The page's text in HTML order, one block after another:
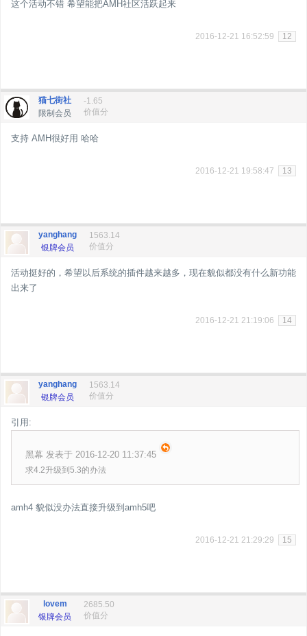
这个活动不错 希望能把AMH社区活跃起来
2016-12-21 16:52:59 12
猫七街社
限制会员
-1.65
价值分
支持 AMH很好用 哈哈
2016-12-21 19:58:47 13
yanghang
银牌会员
1563.14
价值分
活动挺好的，希望以后系统的插件越来越多，现在貌似都没有什么新功能
出来了
2016-12-21 21:19:06 14
yanghang
银牌会员
1563.14
价值分
引用:
黑幕 发表于 2016-12-20 11:37:45
求4.2升级到5.3的办法
amh4 貌似没办法直接升级到amh5吧
2016-12-21 21:29:29 15
lovem
银牌会员
2685.50
价值分